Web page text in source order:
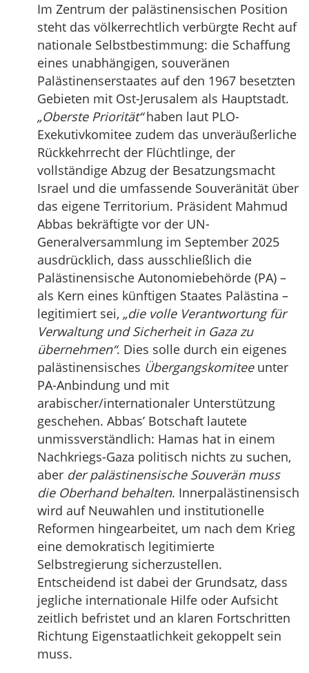
Im Zentrum der palästinensischen Position
steht das völkerrechtlich verbürgte Recht auf
nationale Selbstbestimmung: die Schaffung
eines unabhängigen, souveränen
Palästinenserstaates auf den 1967 besetzten
Gebieten mit Ost-Jerusalem als Hauptstadt.
„Oberste Priorität“haben laut PLO-
Exekutivkomitee zudem das unveräußerliche
Rückkehrrecht der Flüchtlinge, der
vollständige Abzug der Besatzungsmacht
Israel und die umfassende Souveränität über
das eigene Territorium. Präsident Mahmud
Abbas bekräftigte vor der UN-
Generalversammlung im September 2025
ausdrücklich, dass ausschließlich die
Palästinensische Autonomiebehörde (PA) –
als Kern eines künftigen Staates Palästina –
legitimiert sei, „die volle Verantwortung für
Verwaltung und Sicherheit in Gaza zu
übernehmen“. Dies solle durch ein eigenes
palästinensisches Übergangskomiteeunter
PA-Anbindung und mit
arabischer/internationaler Unterstützung
geschehen. Abbas’ Botschaft lautete
unmissverständlich: Hamas hat in einem
Nachkriegs-Gaza politisch nichts zu suchen,
aber der palästinensische Souverän muss
die Oberhand behalten. Innerpalästinensisch
wird auf Neuwahlen und institutionelle
Reformen hingearbeitet, um nach dem Krieg
eine demokratisch legitimierte
Selbstregierung sicherzustellen.
Entscheidend ist dabei der Grundsatz, dass
jegliche internationale Hilfe oder Aufsicht
zeitlich befristet und an klaren Fortschritten
Richtung Eigenstaatlichkeit gekoppelt sein
muss.